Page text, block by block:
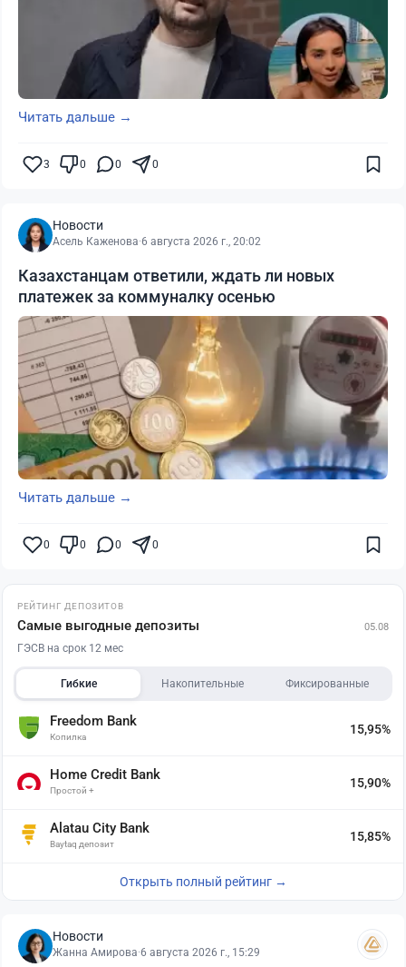
Читать дальше →
3 0 0 0
Новости
Асель Каженова·6 августа 2026 г., 20:02
Казахстанцам ответили, ждать ли новых
платежек за коммуналку осенью
Читать дальше →
0 0 0 0
РЕЙТИНГ ДЕПОЗИТОВ
Самые выгодные депозиты 05.08
ГЭСВ на срок 12 мес
Гибкие Накопительные Фиксированные
Freedom Bank
Копилка
15,95%
Home Credit Bank
Простой +
15,90%
Alatau City Bank
Baytaq депозит
15,85%
Открыть полный рейтинг →
Новости
Жанна Амирова·6 августа 2026 г., 15:29